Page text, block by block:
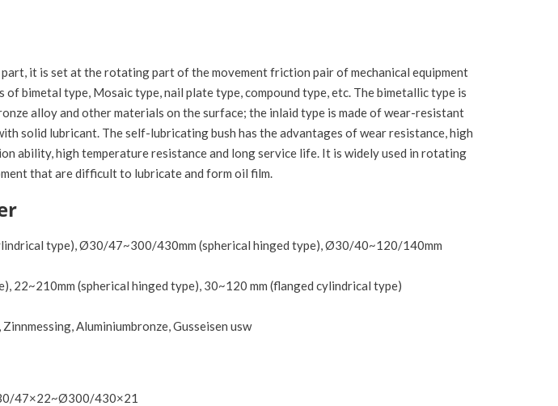
part, it is set at the rotating part of the movement friction pair of mechanical equipment
of bimetal type, Mosaic type, nail plate type, compound type, etc. The bimetallic type is
alloy and other materials on the surface; the inlaid type is made of wear-resistant
solid lubricant. The self-lubricating bush has the advantages of wear resistance, high
ability, high temperature resistance and long service life. It is widely used in rotating
that are difficult to lubricate and form oil film.
type), Ø30/47~300/430mm (spherical hinged type), Ø30/40~120/140mm
22~210mm (spherical hinged type), 30~120 mm (flanged cylindrical type)
Aluminiumbronze, Gusseisen usw
47×22~Ø300/430×21